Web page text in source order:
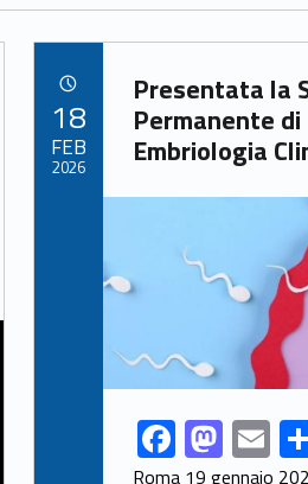
Link identifier archive #link-archive-90899
Presentata la
Permanente di
Embriologia
Link identifier archive #link-archive-thumb-soap-99229
Link identifier share facebook archive #share-link-archive-32053F M E
Roma 19 gennaio
18
FEB
2026